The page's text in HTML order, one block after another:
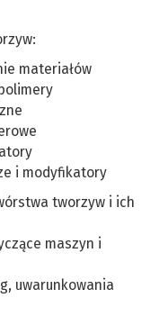
materiałów
i modyfikatory
tworzyw i ich
maszyn i
uwarunkowania